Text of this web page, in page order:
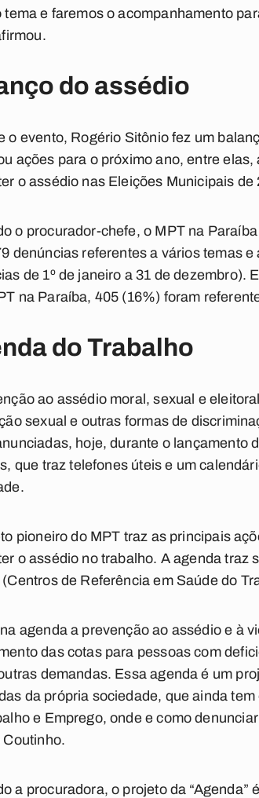
tema e faremos o acompanhamento
do assédio
o evento, Rogério Sitônio fez um
ações para o próximo ano, entre
o assédio nas Eleições Municipais de
o procurador-chefe, o MPT na
denúncias referentes a vários temas
de 1º de janeiro a 31 de dezembro).
na Paraíba, 405 (16%) foram
do Trabalho
ao assédio moral, sexual e
sexual e outras formas de
hoje, durante o lançamento
que traz telefones úteis e um
pioneiro do MPT traz as principais
o assédio no trabalho. A agenda traz
de Referência em Saúde do
agenda a prevenção ao assédio e à
das cotas para pessoas com
demandas. Essa agenda é um
da própria sociedade, que ainda
e Emprego, onde e como
Coutinho.
a procuradora, o projeto da